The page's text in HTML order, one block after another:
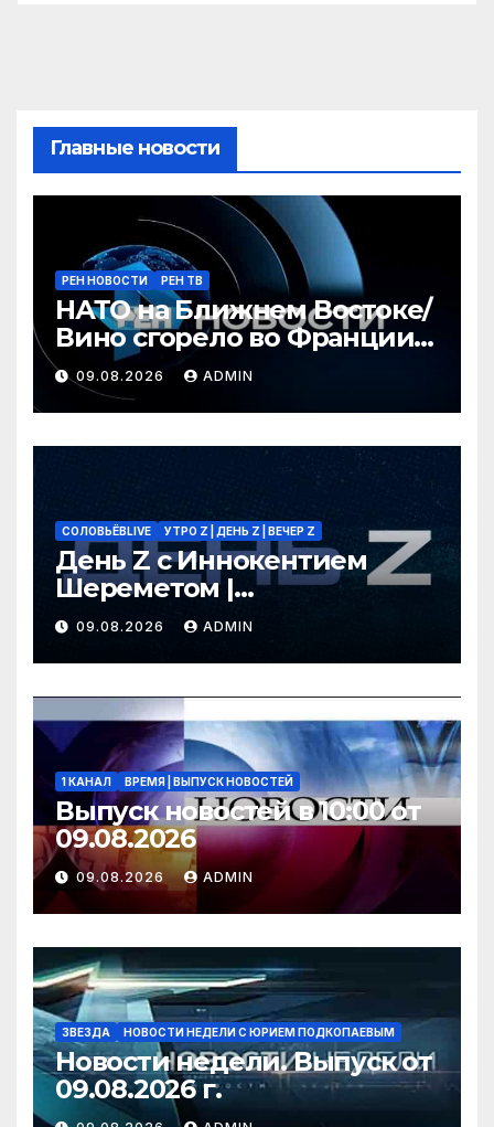
Главные новости
РЕН НОВОСТИ РЕН ТВ
НАТО на Ближнем Востоке/
Вино сгорело во Франции /
Ядовитые пауки в РФ/ РЕН
Новости 12:30, 09.08.2026
09.08.2026 ADMIN
СОЛОВЬЁВLIVE УТРО Z | ДЕНЬ Z | ВЕЧЕР Z
День Z с Иннокентием
Шереметом |
СОЛОВЬЁВLIVE | 9 августа
2026 года
09.08.2026 ADMIN
1 КАНАЛ ВРЕМЯ | ВЫПУСК НОВОСТЕЙ
Выпуск новостей в 10:00 от
09.08.2026
09.08.2026 ADMIN
ЗВЕЗДА НОВОСТИ НЕДЕЛИ С ЮРИЕМ ПОДКОПАЕВЫМ
Новости недели. Выпуск от
09.08.2026 г.